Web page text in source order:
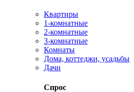
Квартиры
1-комнатные
2-комнатные
3-комнатные
Комнаты
Дома, коттеджи, усадьбы
Дачи
Спрос